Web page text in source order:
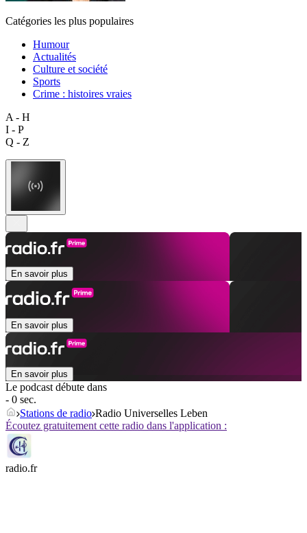
Catégories les plus populaires
Humour
Actualités
Culture et société
Sports
Crime : histoires vraies
A - H
I - P
Q - Z
En savoir plus
En savoir plus
En savoir plus
Le podcast débute dans
- 0 sec.
Stations de radio Radio Universelles Leben
Écoutez gratuitement cette radio dans l'application :
radio.fr